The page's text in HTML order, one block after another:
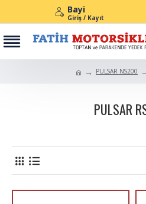
Bayi
Giriş / Kayıt
PULSAR NS200
PULSAR